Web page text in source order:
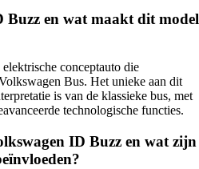
Buzz en wat maakt dit model
conceptauto die
Bus. Het unieke aan dit
is van de klassieke bus, met
technologische functies.
ID Buzz en wat zijn